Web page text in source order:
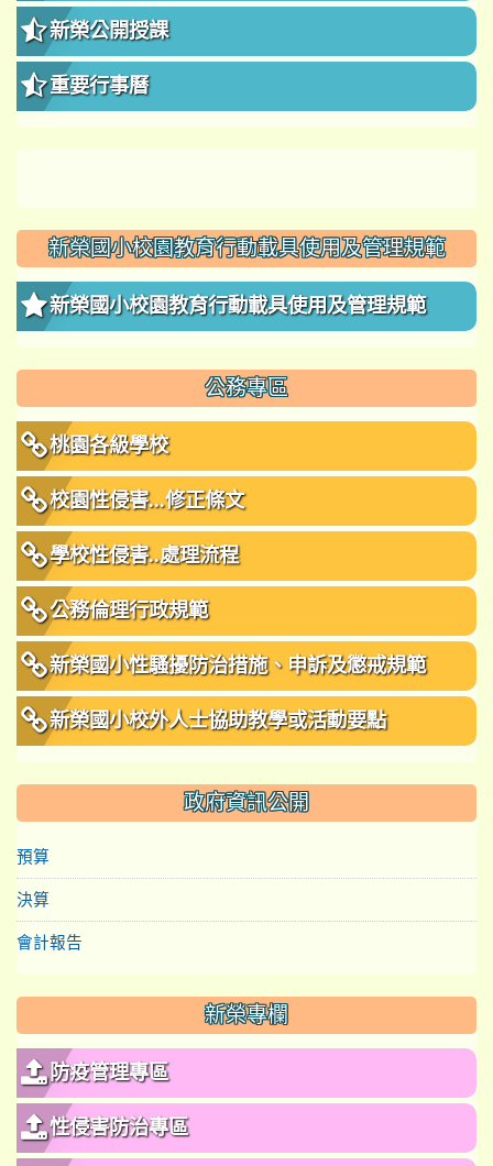
新榮公開授課
重要行事曆
新榮國小校園教育行動載具使用及管理規範
新榮國小校園教育行動載具使用及管理規範
公務專區
桃園各級學校
校園性侵害...修正條文
學校性侵害..處理流程
公務倫理行政規範
新榮國小性騷擾防治措施、申訴及懲戒規範
新榮國小校外人士協助教學或活動要點
政府資訊公開
預算
決算
會計報告
新榮專欄
防疫管理專區
性侵害防治專區